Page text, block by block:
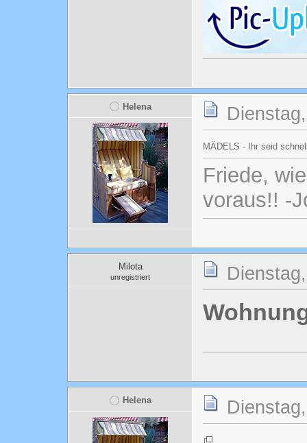
Helena
MÄDELS - Ihr seid
Friede,
voraus!! -
Milota
unregistriert
Helena